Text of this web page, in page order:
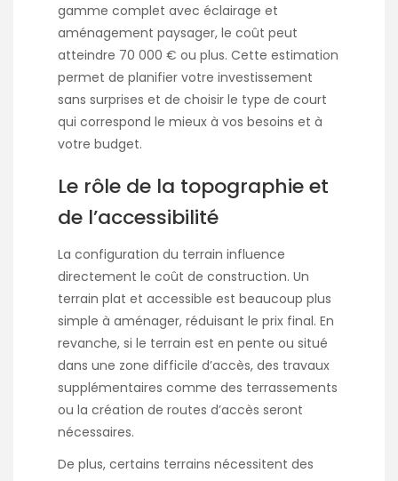
gamme complet avec éclairage et
aménagement paysager, le coût peut
atteindre 70 000 € ou plus. Cette estimation
permet de planifier votre investissement
sans surprises et de choisir le type de court
qui correspond le mieux à vos besoins et à
votre budget.
Le rôle de la topographie et
de l’accessibilité
La configuration du terrain influence
directement le coût de construction. Un
terrain plat et accessible est beaucoup plus
simple à aménager, réduisant le prix final. En
revanche, si le terrain est en pente ou situé
dans une zone difficile d’accès, des travaux
supplémentaires comme des terrassements
ou la création de routes d’accès seront
nécessaires.
De plus, certains terrains nécessitent des